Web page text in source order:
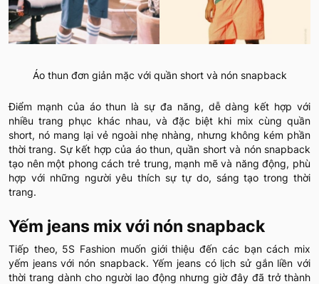
Áo thun đơn giản mặc với quần short và nón snapback
Điểm mạnh của áo thun là sự đa năng, dễ dàng kết hợp với
nhiều trang phục khác nhau, và đặc biệt khi mix cùng quần
short, nó mang lại vẻ ngoài nhẹ nhàng, nhưng không kém phần
thời trang. Sự kết hợp của áo thun, quần short và nón snapback
tạo nên một phong cách trẻ trung, mạnh mẽ và năng động, phù
hợp với những người yêu thích sự tự do, sáng tạo trong thời
trang.
Yếm jeans mix với nón snapback
Tiếp theo, 5S Fashion muốn giới thiệu đến các bạn cách mix
yếm jeans với nón snapback. Yếm jeans có lịch sử gắn liền với
thời trang dành cho người lao động nhưng giờ đây đã trở thành